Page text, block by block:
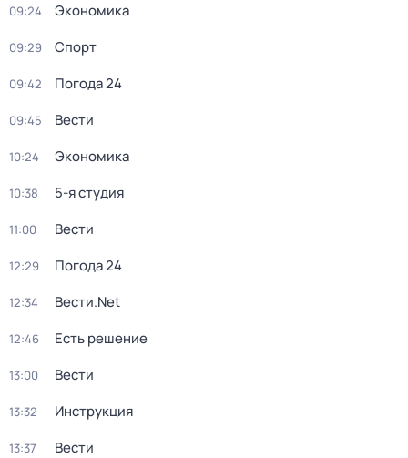
09:24 Экономика
09:29 Спорт
09:42 Погода 24
09:45 Вести
10:24 Экономика
10:38 5-я студия
11:00 Вести
12:29 Погода 24
12:34 Вести.Net
12:46 Есть решение
13:00 Вести
13:32 Инструкция
13:37 Вести